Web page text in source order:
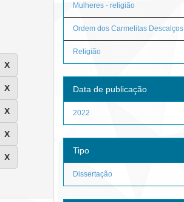
Mulheres - religião
Ordem dos Carmelitas Descalços
Religião
Data de publicação
2022
Tipo
Dissertação